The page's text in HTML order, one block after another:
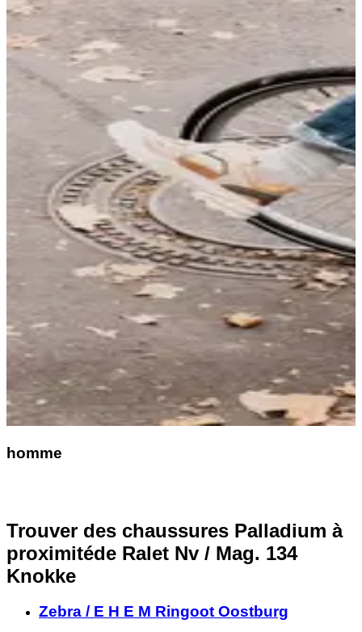
homme
Trouver des chaussures Palladium à
proximitéde Ralet Nv / Mag. 134
Knokke
Zebra / E H E M Ringoot Oostburg